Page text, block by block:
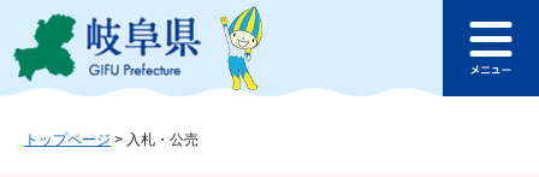
ジ
ュ
このページの本文へ
ュ
トップページ > 入札・公売